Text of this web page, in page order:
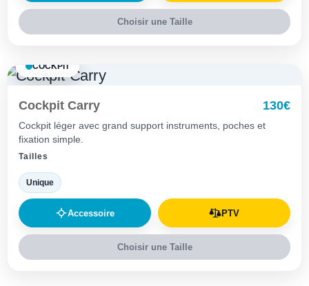
Choisir une Taille
COCKPIT
Cockpit Carry 130€
Cockpit léger avec grand support instruments, poches et
fixation simple.
Tailles
Unique
Accessoire PTV
Choisir une Taille